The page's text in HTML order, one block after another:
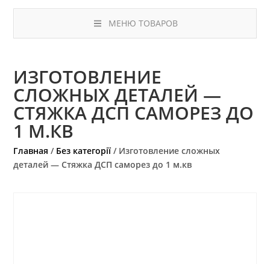
МЕНЮ ТОВАРОВ
ИЗГОТОВЛЕНИЕ
СЛОЖНЫХ ДЕТАЛЕЙ —
СТЯЖКА ДСП САМОРЕЗ ДО
1 М.КВ
Главная / Без категорії / Изготовление сложных
деталей — Стяжка ДСП саморез до 1 м.кв